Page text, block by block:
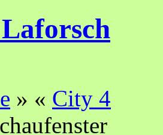
» « City 4